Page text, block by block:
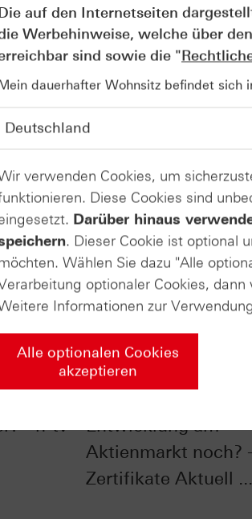
AUGUST
04
am
- n-tv
Entwicklung am
Aktienmarkt noch? -
Zertifikate Aktuell ...
auf den Internetseiten
Werbehinweise, welche über
sind sowie die "
dauerhafter Wohnsitz befindet sich
verwenden Cookies, um
Diese Cookies sind
Darüber hinaus
. Dieser Cookie ist optional
Wählen Sie dazu "Alle
optionaler Cookies,
Informationen zur
Alle optionalen Cookies
akzeptieren